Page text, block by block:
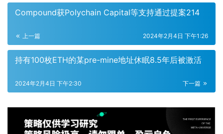
Compound获Polychain Capital等支持通过提案214
上一篇 2024年2月4日 下午1:26
持有100枚ETH的某pre-mine地址休眠8.5年后被激活
下一篇
2024年2月4日 下午2:30